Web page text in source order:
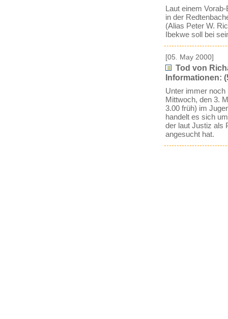
Laut einem
in der
(Alias Peter W.
Ibekwe soll bei
[05. May 2000]
Tod von
Informationen:
Unter immer
Mittwoch, den 3.
3.00 früh) im
handelt es sich
der laut Justiz als
angesucht hat.